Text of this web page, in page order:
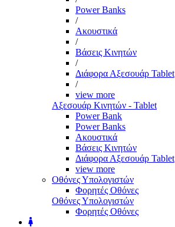
Power Banks
/
Ακουστικά
/
Βάσεις Κινητών
/
Διάφορα Αξεσουάρ Tablet
/
view more
Αξεσουάρ Κινητών - Tablet
Power Bank
Power Banks
Ακουστικά
Βάσεις Κινητών
Διάφορα Αξεσουάρ Tablet
view more
Οθόνες Υπολογιστών
Φορητές Οθόνες
Οθόνες Υπολογιστών
Φορητές Οθόνες